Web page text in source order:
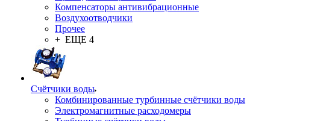
Компенсаторы антивибрационные
Воздухоотводчики
Прочее
+ ЕЩЕ 4
Счётчики воды
Комбинированные турбинные счётчики воды
Электромагнитные расходомеры